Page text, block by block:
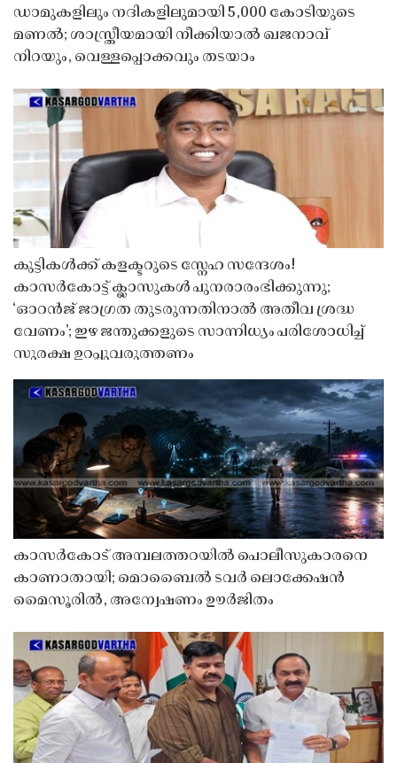
ഡാമുകളിലും നദികളിലുമായി 5,000 കോടിയുടെ
മണൽ; ശാസ്ത്രീയമായി നീക്കിയാൽ ഖജനാവ്
നിറയും, വെള്ളപ്പൊക്കവും തടയാം
കുട്ടികൾക്ക് കളക്ടറുടെ സ്നേഹ സന്ദേശം!
കാസർകോട്ട് ക്ലാസുകൾ പുനരാരംഭിക്കുന്നു;
‘ഓറൻജ് ജാഗ്രത തുടരുന്നതിനാൽ അതീവ ശ്രദ്ധ
വേണം’; ഇഴ ജന്തുക്കളുടെ സാന്നിധ്യം പരിശോധിച്ച്
സുരക്ഷ ഉറപ്പുവരുത്തണം
കാസർകോട് അമ്പലത്തറയിൽ പൊലീസുകാരനെ
കാണാതായി; മൊബൈൽ ടവർ ലൊക്കേഷൻ
മൈസൂരിൽ, അന്വേഷണം ഊർജിതം